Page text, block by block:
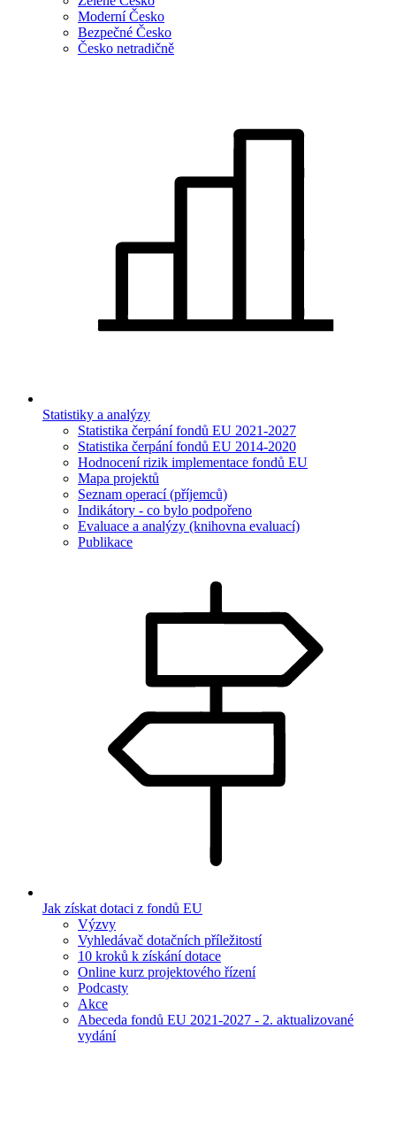
Moderní Česko
Bezpečné Česko
Česko netradičně
Statistiky a analýzy
Statistika čerpání fondů EU 2021-2027
Statistika čerpání fondů EU 2014-2020
Hodnocení rizik implementace fondů EU
Mapa projektů
Seznam operací (příjemců)
Indikátory - co bylo podpořeno
Evaluace a analýzy (knihovna evaluací)
Publikace
Jak získat dotaci z fondů EU
Výzvy
Vyhledávač dotačních příležitostí
10 kroků k získání dotace
Online kurz projektového řízení
Podcasty
Akce
Abeceda fondů EU 2021-2027 - 2. aktualizované
vydání